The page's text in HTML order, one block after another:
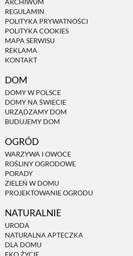
REGULAMIN
POLITYKA PRYWATNOŚCI
POLITYKA COOKIES
MAPA SERWISU
REKLAMA
KONTAKT
DOM
DOMY W POLSCE
DOMY NA ŚWIECIE
URZĄDZAMY DOM
BUDUJEMY DOM
OGRÓD
WARZYWA I OWOCE
ROŚLINY OGRODOWE
PORADY
ZIELEŃ W DOMU
PROJEKTOWANIE OGRODU
NATURALNIE
URODA
NATURALNA APTECZKA
DLA DOMU
EKO ŻYCIE